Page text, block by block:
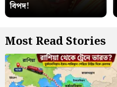
বিপদ!
Most Read Stories